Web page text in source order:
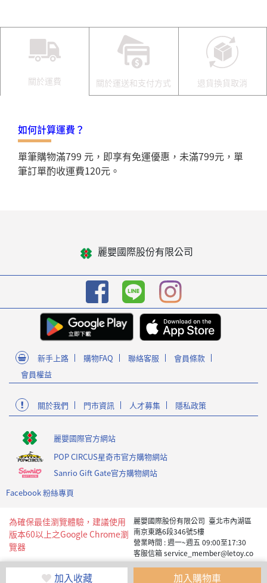
加入收藏 加入購物車
關於運費 關於運送和支付方式 退貨換貨取消
如何計算運費？
單筆購物滿799 元，即享有免運優惠，未滿799元，單
筆訂單酌收運費120元。
麗嬰國際股份有限公司
新手上路 購物FAQ 聯絡客服
會員條款
會員權益
關於我們 門市資訊 人才募集 隱私政策
麗嬰國際官方網站
POP CIRCUS星奇市官方購物網站
Sanrio Gift Gate官方購物網站
Facebook 粉絲專頁
為確保最佳瀏覽體驗，建議使用
版本60以上之Google Chrome瀏
覽器
麗嬰國際股份有限公司 臺北市內湖區
南京東路6段346號5樓
營業時間 : 週一~週五 09:00至17:30
客服信箱 service_member@letoy.co
Copyright 2019 麗嬰國際版權所有